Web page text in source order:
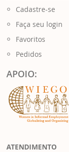
Cadastre-se
Faça seu login
Favoritos
Pedidos
APOIO:
ATENDIMENTO